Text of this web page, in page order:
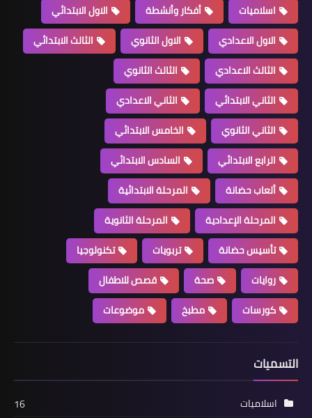
اسلاميات أفكار وأنشطة
الاول الابتدائي
الاول الاعدادي
الاول الثانوي
الثالث الابتدائي
الثالث الاعدادي
الثالث الثانوي
الثاني الابتدائي
الثاني الاعدادي
الثاني الثانوي
الخامس الابتدائي
الرابع الابتدائي
السادس الابتدائي
ألعاب حضانة
المرحلة الابتدائية
المرحلة الإعدادية
المرحلة الثانوية
تأسيس حضانة
تربويات
تكنولوجيا
روايات
صحة
قصص للاطفال
كورسات
مطبخ موضوعات
التسميات
اسلاميات
16